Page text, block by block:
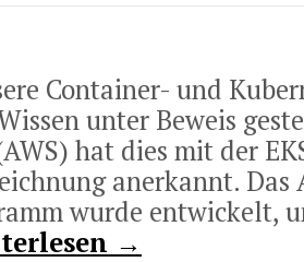
Container- und
unter Beweis
hat dies mit der
anerkannt. Das
wurde entwickelt,
→